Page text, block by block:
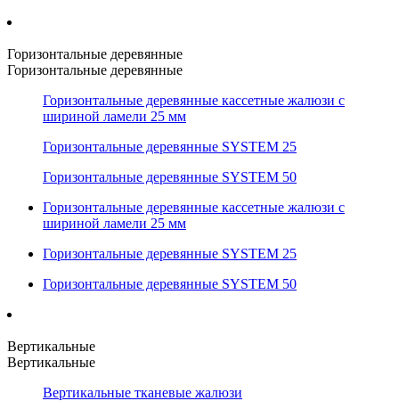
Горизонтальные деревянные
Горизонтальные деревянные
Горизонтальные деревянные кассетные жалюзи с
шириной ламели 25 мм
Горизонтальные деревянные SYSTEM 25
Горизонтальные деревянные SYSTEM 50
Горизонтальные деревянные кассетные жалюзи с
шириной ламели 25 мм
Горизонтальные деревянные SYSTEM 25
Горизонтальные деревянные SYSTEM 50
Вертикальные
Вертикальные
Вертикальные тканевые жалюзи